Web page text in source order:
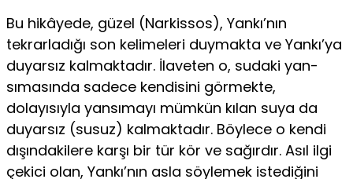
Bu hikâyede, güzel (Narkissos), Yankı’nın
tekrarladığı son kelime­leri duymakta ve Yankı’ya
duyarsız kalmaktadır. İlaveten o, sudaki yan­
sımasında sadece kendisini görmekte,
dolayısıyla yansımayı mümkün kılan suya da
duyarsız (susuz) kalmaktadır. Böylece o kendi
dışında­kilere karşı bir tür kör ve sağırdır. Asıl ilgi
çekici olan, Yankı’nın asla söylemek istediğini